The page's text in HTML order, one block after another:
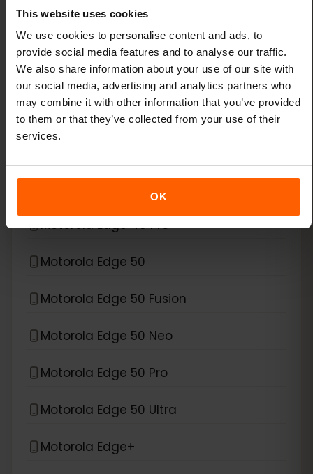
This website uses cookies
We use cookies to personalise content and ads, to
provide social media features and to analyse our traffic.
We also share information about your use of our site with
our social media, advertising and analytics partners who
may combine it with other information that you’ve provided
to them or that they’ve collected from your use of their
services.
OK
Xiaomi Redmi Note 11 Pro 5G
Xiaomi Redmi Note 13 Pro
Xiaomi Redmi Note 13 Pro Plus
Motorola Edge 40 Pro
Motorola Edge 50
Motorola Edge 50 Fusion
Motorola Edge 50 Neo
Motorola Edge 50 Pro
Motorola Edge 50 Ultra
Motorola Edge+